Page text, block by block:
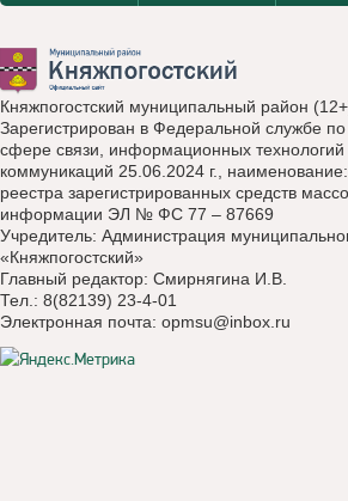
Княжпогостский муниципальный район
Зарегистрирован в Федеральной службе
сфере связи, информационных
коммуникаций 25.06.2024 г.,
реестра зарегистрированных средств
информации ЭЛ № ФС 77 – 87669
Учредитель: Администрация
«Княжпогостский»
Главный редактор: Смирнягина И.В.
Тел.: 8(82139) 23-4-01
Электронная почта: opmsu@inbox.ru